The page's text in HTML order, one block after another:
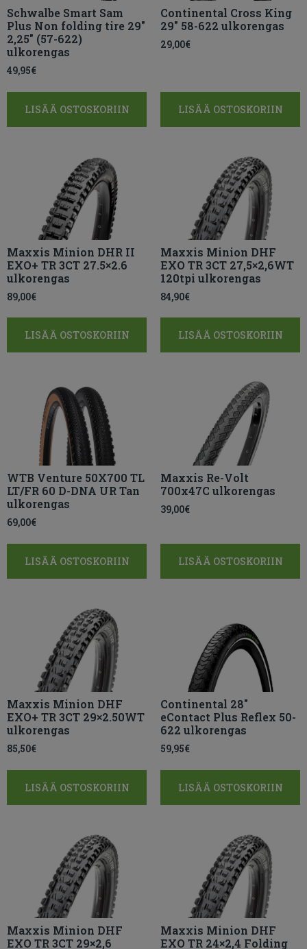
Schwalbe Smart Sam
Plus Non folding tire 29″
2,25″ (57-622)
ulkorengas
49,95€
LISÄÄ OSTOSKORIIN
Continental Cross King
29″ 58-622 ulkorengas
29,00€
LISÄÄ OSTOSKORIIN
Maxxis Minion DHR II
EXO+ TR 3CT 27.5×2.6
ulkorengas
89,00€
LISÄÄ OSTOSKORIIN
Maxxis Minion DHF
EXO TR 3CT 27,5×2,6WT
120tpi ulkorengas
84,90€
LISÄÄ OSTOSKORIIN
WTB Venture 50X700 TL
LT/FR 60 D-DNA UR Tan
ulkorengas
69,00€
LISÄÄ OSTOSKORIIN
Maxxis Re-Volt
700x47C ulkorengas
39,00€
LISÄÄ OSTOSKORIIN
Maxxis Minion DHF
EXO+ TR 3CT 29×2.50WT
ulkorengas
85,50€
LISÄÄ OSTOSKORIIN
Continental 28″
eContact Plus Reflex 50-
622 ulkorengas
59,95€
LISÄÄ OSTOSKORIIN
Maxxis Minion DHF
EXO TR 3CT 29×2,6
Maxxis Minion DHF
EXO TR 24×2,4 Folding